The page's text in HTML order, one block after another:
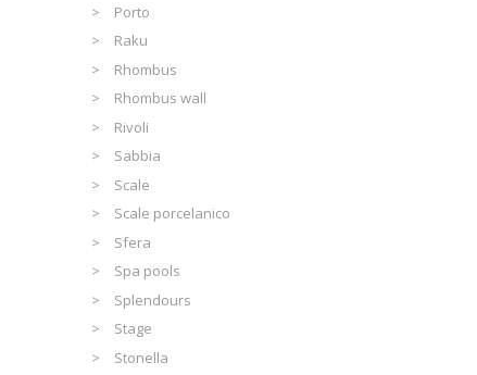
Porto
Raku
Rhombus
Rhombus wall
Rivoli
Sabbia
Scale
Scale porcelanico
Sfera
Spa pools
Splendours
Stage
Stonella